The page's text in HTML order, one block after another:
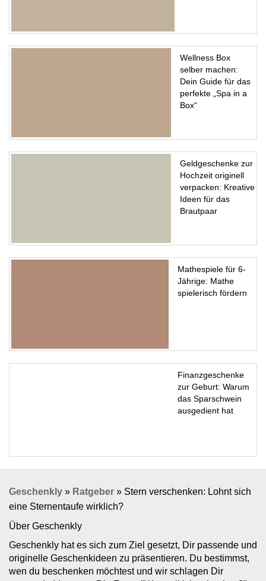
Wellness Box
selber machen:
Dein Guide für das
perfekte „Spa in a
Box“
Geldgeschenke zur
Hochzeit originell
verpacken: Kreative
Ideen für das
Brautpaar
Mathespiele für 6-
Jährige: Mathe
spielerisch fördern
Finanzgeschenke
zur Geburt: Warum
das Sparschwein
ausgedient hat
Geschenkly » Ratgeber » Stern verschenken: Lohnt sich
eine Sternentaufe wirklich?
Über Geschenkly
Geschenkly hat es sich zum Ziel gesetzt, Dir passende und
originelle Geschenkideen zu präsentieren. Du bestimmst,
wen du beschenken möchtest und wir schlagen Dir